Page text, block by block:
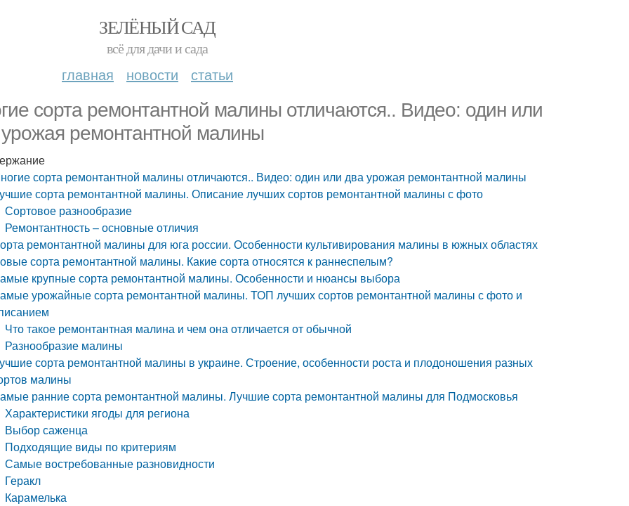
ЗЕЛЁНЫЙ САД
всё для дачи и сада
главная новости статьи
сорта ремонтантной малины отличаются.. Видео: один или
ремонтантной малины
сорта ремонтантной малины отличаются.. Видео: один или два урожая ремонтантной малины
сорта ремонтантной малины. Описание лучших сортов ремонтантной малины с фото
Сортовое разнообразие
Ремонтантность – основные отличия
ремонтантной малины для юга россии. Особенности культивирования малины в южных областях
сорта ремонтантной малины. Какие сорта относятся к раннеспелым?
крупные сорта ремонтантной малины. Особенности и нюансы выбора
урожайные сорта ремонтантной малины. ТОП лучших сортов ремонтантной малины с фото и
Что такое ремонтантная малина и чем она отличается от обычной
Разнообразие малины
сорта ремонтантной малины в украине. Строение, особенности роста и плодоношения разных
малины
ранние сорта ремонтантной малины. Лучшие сорта ремонтантной малины для Подмосковья
Характеристики ягоды для региона
Выбор саженца
Подходящие виды по критериям
Самые востребованные разновидности
Геракл
Карамелька